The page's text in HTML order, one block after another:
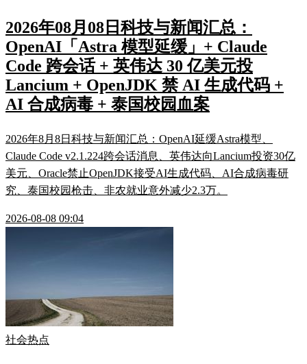
2026年08月08日科技与新闻汇总：
OpenAI「Astra 模型延缓」+ Claude
Code 跨会话 + 英伟达 30 亿美元投
Lancium + OpenJDK 禁 AI 生成代码 +
AI 合成病毒 + 泰国校园血案
2026年8月8日科技与新闻汇总：OpenAI延缓Astra模型、
Claude Code v2.1.224跨会话消息、英伟达向Lancium投资30亿
美元、Oracle禁止OpenJDK接受AI生成代码、AI合成病毒研
究、泰国校园枪击、非农就业意外减少2.3万。
2026-08-08 09:04
社会热点